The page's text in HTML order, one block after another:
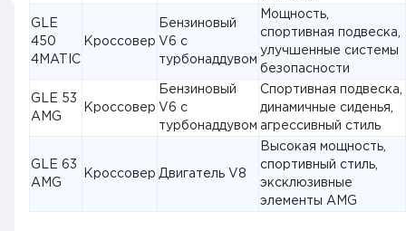
GLE
450
4MATIC
Кроссовер
Бензиновый
V6 с
турбонаддувом
Мощность,
спортивная подвеска,
улучшенные системы
безопасности
GLE 53
AMG
Кроссовер
Бензиновый
V6 с
турбонаддувом
Спортивная подвеска,
динамичные сиденья,
агрессивный стиль
GLE 63
AMG
Кроссовер Двигатель V8
Высокая мощность,
спортивный стиль,
эксклюзивные
элементы AMG